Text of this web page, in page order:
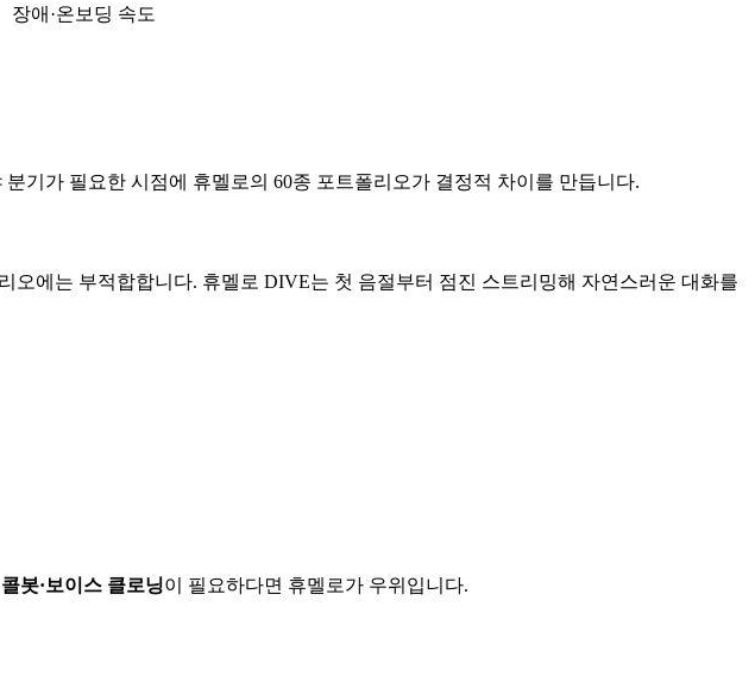
장애·온보딩 속도
기가 필요한 시점에 휴멜로의 60종 포트폴리오가 결정적 차이를 만듭니다.
오에는 부적합합니다. 휴멜로 DIVE는 첫 음절부터 점진 스트리밍해 자연스러운 대화를
봇·보이스 클로닝이 필요하다면 휴멜로가 우위입니다.